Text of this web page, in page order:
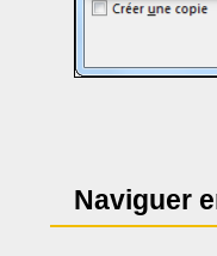
Naviguer